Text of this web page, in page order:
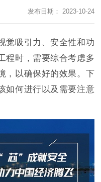
发布日期： 2023-10-24
觉吸引力、安全性和功
程时，需要综合考虑多
，以确保好的效果。下
如何进行以及需要注意